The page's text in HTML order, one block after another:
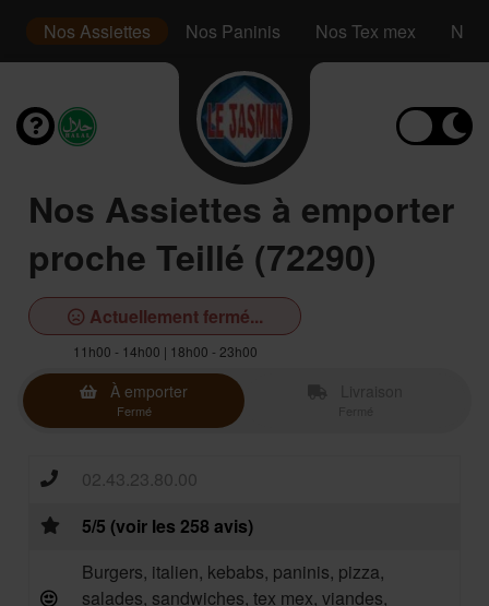
Nos Assiettes Nos Paninis Nos Tex mex Nos
Nos Assiettes à emporter
proche Teillé (72290)
Actuellement fermé...
11h00 - 14h00 | 18h00 - 23h00
À emporter
Fermé
02.43.23.80.00
5/5 (voir les 258 avis)
Burgers, italien, kebabs, paninis, pizza,
salades, sandwiches, tex mex, viandes,